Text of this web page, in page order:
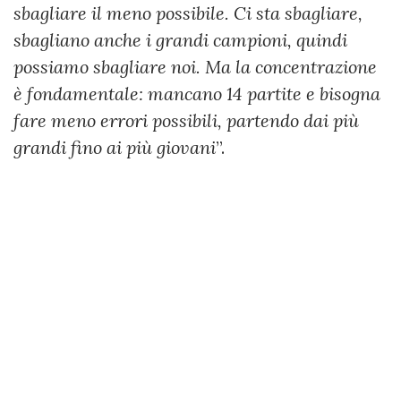
sbagliare il meno possibile. Ci sta sbagliare,
sbagliano anche i grandi campioni, quindi
possiamo sbagliare noi. Ma la concentrazione
è fondamentale: mancano 14 partite e bisogna
fare meno errori possibili, partendo dai più
grandi fino ai più giovani”.